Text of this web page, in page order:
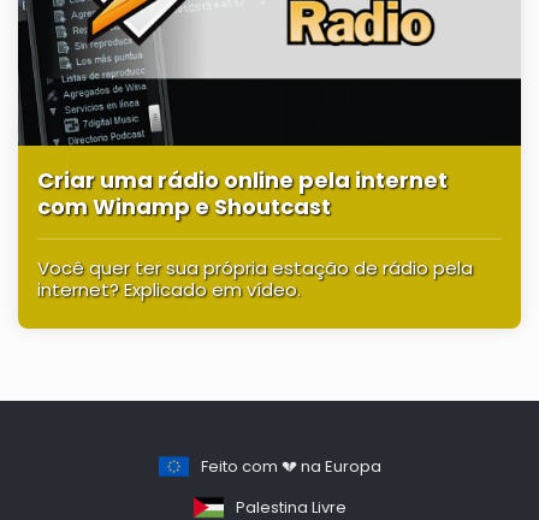
Criar uma rádio online pela internet
com Winamp e Shoutcast
Você quer ter sua própria estação de rádio pela
internet? Explicado em vídeo.
Feito com 💔 na Europa
Palestina Livre